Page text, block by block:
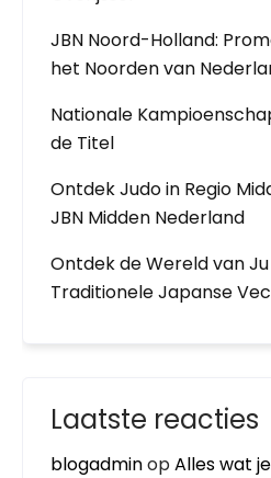
JBN Noord-Holland:
het Noorden van
Nationale
de Titel
Ontdek Judo in Regio
JBN Midden Nederland
Ontdek de Wereld van
Traditionele Japanse
Laatste reacties
blogadminopAlles wat